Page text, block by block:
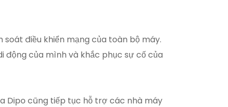
điều khiển mạng của toàn bộ máy.
của mình và khắc phục sự cố của
Dipo cũng tiếp tục hỗ trợ các nhà máy